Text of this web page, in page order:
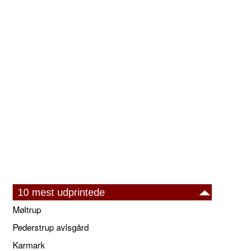
10 mest udprintede
Møltrup
Pederstrup avlsgård
Karmark